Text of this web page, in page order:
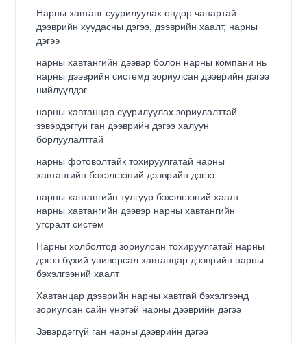
Нарны хавтанг суурилуулах өндөр чанартай
дээврийн хуудасны дэгээ, дээврийн хаалт, нарны
дэгээ
нарны хавтангийн дээвэр болон нарны компани нь
нарны дээврийн системд зориулсан дээврийн дэгээ
нийлүүлдэг
нарны хавтанцар суурилуулах зориулалттай
зэвэрдэггүй ган дээврийн дэгээ халуун
борлуулалттай
нарны фотоволтайк тохируулгатай нарны
хавтангийн бэхэлгээний дээврийн дэгээ
нарны хавтангийн тулгуур бэхэлгээний хаалт
нарны хавтангийн дээвэр нарны хавтангийн
угсралт систем
Нарны холболтод зориулсан тохируулгатай нарны
дэгээ бүхий универсал хавтанцар дээврийн нарны
бэхэлгээний хаалт
Хавтанцар дээврийн нарны хавтгай бэхэлгээнд
зориулсан сайн үнэтэй нарны дээврийн дэгээ
Зэвэрдэггүй ган нарны дээврийн дэгээ